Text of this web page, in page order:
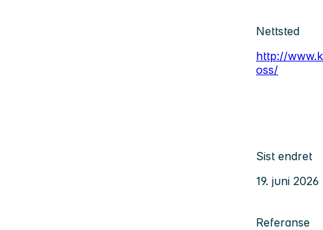
Nettsted
http://
oss/
Sist endret
19. juni 2026
Referanse